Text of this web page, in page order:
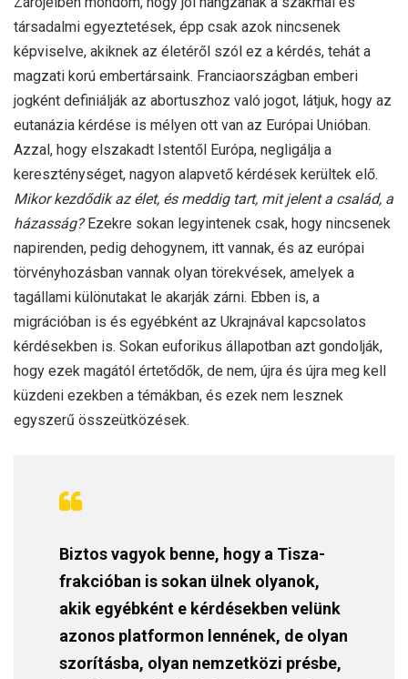
társadalmi egyeztetések, épp csak azok nincsenek
képviselve, akiknek az életéről szól ez a kérdés, tehát a
magzati korú embertársaink. Franciaországban emberi
jogként definiálják az abortuszhoz való jogot, látjuk, hogy az
eutanázia kérdése is mélyen ott van az Európai Unióban.
Azzal, hogy elszakadt Istentől Európa, negligálja a
kereszténységet, nagyon alapvető kérdések kerültek elő.
Mikor kezdődik az élet, és meddig tart, mit jelent a család, a
házasság?Ezekre sokan legyintenek csak, hogy nincsenek
napirenden, pedig dehogynem, itt vannak, és az európai
törvényhozásban vannak olyan törekvések, amelyek a
tagállami különutakat le akarják zárni. Ebben is, a
migrációban is és egyébként az Ukrajnával kapcsolatos
kérdésekben is. Sokan euforikus állapotban azt gondolják,
hogy ezek magától értetődők, de nem, újra és újra meg kell
küzdeni ezekben a témákban, és ezek nem lesznek
egyszerű összeütközések.
Biztos vagyok benne, hogy a Tisza-
frakcióban is sokan ülnek olyanok,
akik egyébként e kérdésekben velünk
azonos platformon lennének, de olyan
szorításba, olyan nemzetközi présbe,